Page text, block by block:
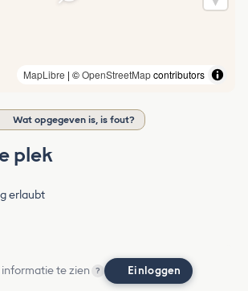
MapLibre | ©OpenStreetMapcontributors
Wat opgegeven is, is fout?
plek
erlaubt
informatie te zien ? Einloggen